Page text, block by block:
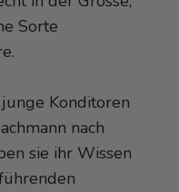
Sorte
Konditoren
nach
sie ihr Wissen